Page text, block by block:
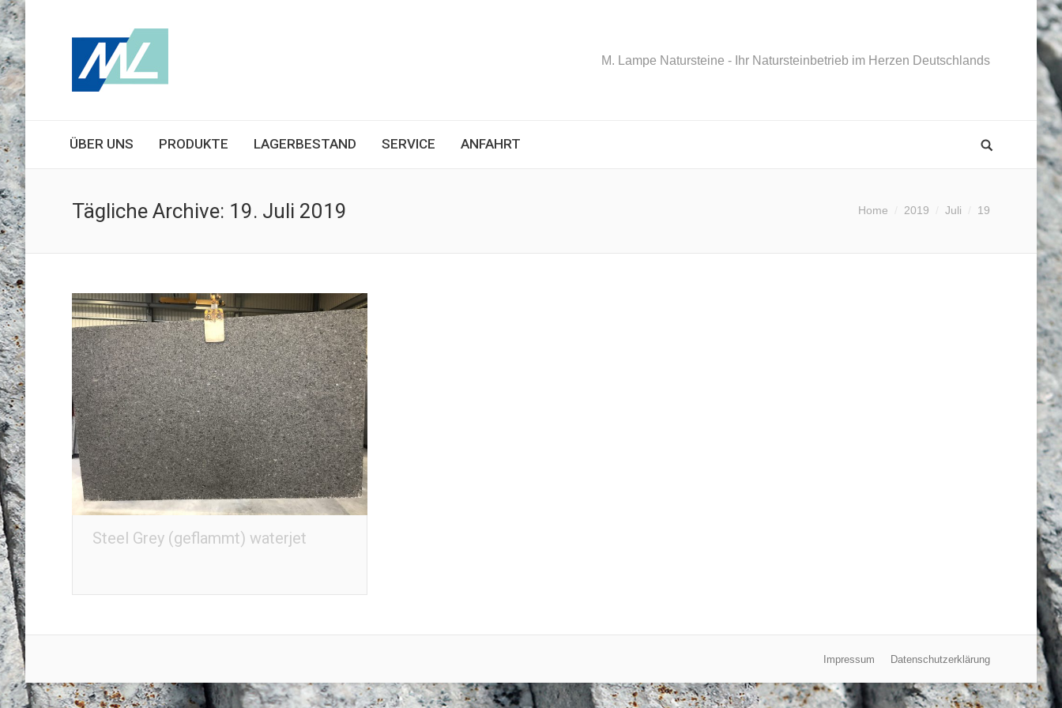
M. Lampe Natursteine - Ihr Natursteinbetrieb im Herzen Deutschlands
ÜBER UNS PRODUKTE LAGERBESTAND SERVICE ANFAHRT
Tägliche Archive: 19. Juli 2019 Home 2019 Juli 19
Steel Grey (geflammt) waterjet
Impressum Datenschutzerklärung